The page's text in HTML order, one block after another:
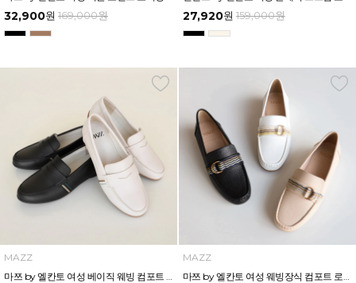
32,900원 169,000원 27,920원 159,000원
MAZZ
MAZZ